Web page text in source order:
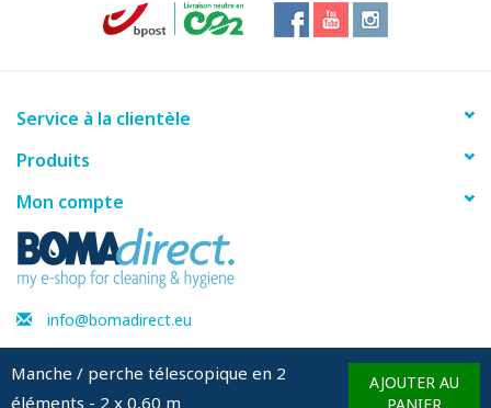
Manche / perche télescopique en 2
éléments - 2 x 0,60 m
AJOUTER AU
PANIER
Service à la clientèle
Produits
Mon compte
info@bomadirect.eu
© Copyright 2026 BOMAdirect - Powered by